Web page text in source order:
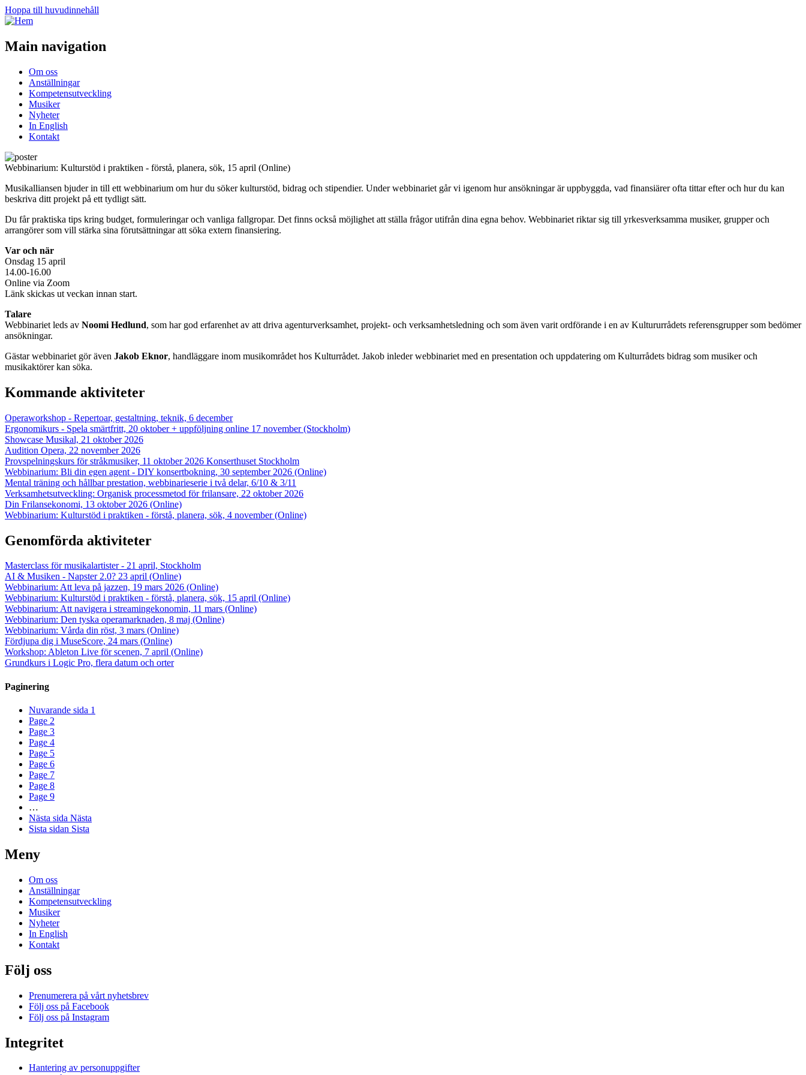
Hoppa till huvudinnehåll
Main navigation
Om oss
Anställningar
Kompetensutveckling
Musiker
Nyheter
In English
Kontakt
Webbinarium: Kulturstöd i praktiken - förstå, planera, sök, 15 april (Online)
Musikalliansen bjuder in till ett webbinarium om hur du söker kulturstöd, bidrag och stipendier. Under webbinariet går vi igenom hur ansökningar är uppbyggda, vad finansiärer ofta tittar efter och hur du kan
beskriva ditt projekt på ett tydligt sätt.
Du får praktiska tips kring budget, formuleringar och vanliga fallgropar. Det finns också möjlighet att ställa frågor utifrån dina egna behov. Webbinariet riktar sig till yrkesverksamma musiker, grupper och
arrangörer som vill stärka sina förutsättningar att söka extern finansiering.
Var och när
Onsdag 15 april
14.00-16.00
Online via Zoom
Länk skickas ut veckan innan start.
Talare
Webbinariet leds av Noomi Hedlund, som har god erfarenhet av att driva agenturverksamhet, projekt- och verksamhetsledning och som även varit ordförande i en av Kultururrådets referensgrupper som bedömer
ansökningar.
Gästar webbinariet gör även Jakob Eknor, handläggare inom musikområdet hos Kulturrådet. Jakob inleder webbinariet med en presentation och uppdatering om Kulturrådets bidrag som musiker och
musikaktörer kan söka.
Kommande aktiviteter
Operaworkshop - Repertoar, gestaltning, teknik, 6 december
Ergonomikurs - Spela smärtfritt, 20 oktober + uppföljning online 17 november (Stockholm)
Showcase Musikal, 21 oktober 2026
Audition Opera, 22 november 2026
Provspelningskurs för stråkmusiker, 11 oktober 2026 Konserthuset Stockholm
Webbinarium: Bli din egen agent - DIY konsertbokning, 30 september 2026 (Online)
Mental träning och hållbar prestation, webbinarieserie i två delar, 6/10 & 3/11
Verksamhetsutveckling: Organisk processmetod för frilansare, 22 oktober 2026
Din Frilansekonomi, 13 oktober 2026 (Online)
Webbinarium: Kulturstöd i praktiken - förstå, planera, sök, 4 november (Online)
Genomförda aktiviteter
Masterclass för musikalartister - 21 april, Stockholm
AI & Musiken - Napster 2.0? 23 april (Online)
Webbinarium: Att leva på jazzen, 19 mars 2026 (Online)
Webbinarium: Kulturstöd i praktiken - förstå, planera, sök, 15 april (Online)
Webbinarium: Att navigera i streamingekonomin, 11 mars (Online)
Webbinarium: Den tyska operamarknaden, 8 maj (Online)
Webbinarium: Vårda din röst, 3 mars (Online)
Fördjupa dig i MuseScore, 24 mars (Online)
Workshop: Ableton Live för scenen, 7 april (Online)
Grundkurs i Logic Pro, flera datum och orter
Paginering
Nuvarande sida 1
Page 2
Page 3
Page 4
Page 5
Page 6
Page 7
Page 8
Page 9
…
Nästa sida Nästa
Sista sidan Sista
Meny
Om oss
Anställningar
Kompetensutveckling
Musiker
Nyheter
In English
Kontakt
Följ oss
Prenumerera på vårt nyhetsbrev
Följ oss på Facebook
Följ oss på Instagram
Integritet
Hantering av personuppgifter